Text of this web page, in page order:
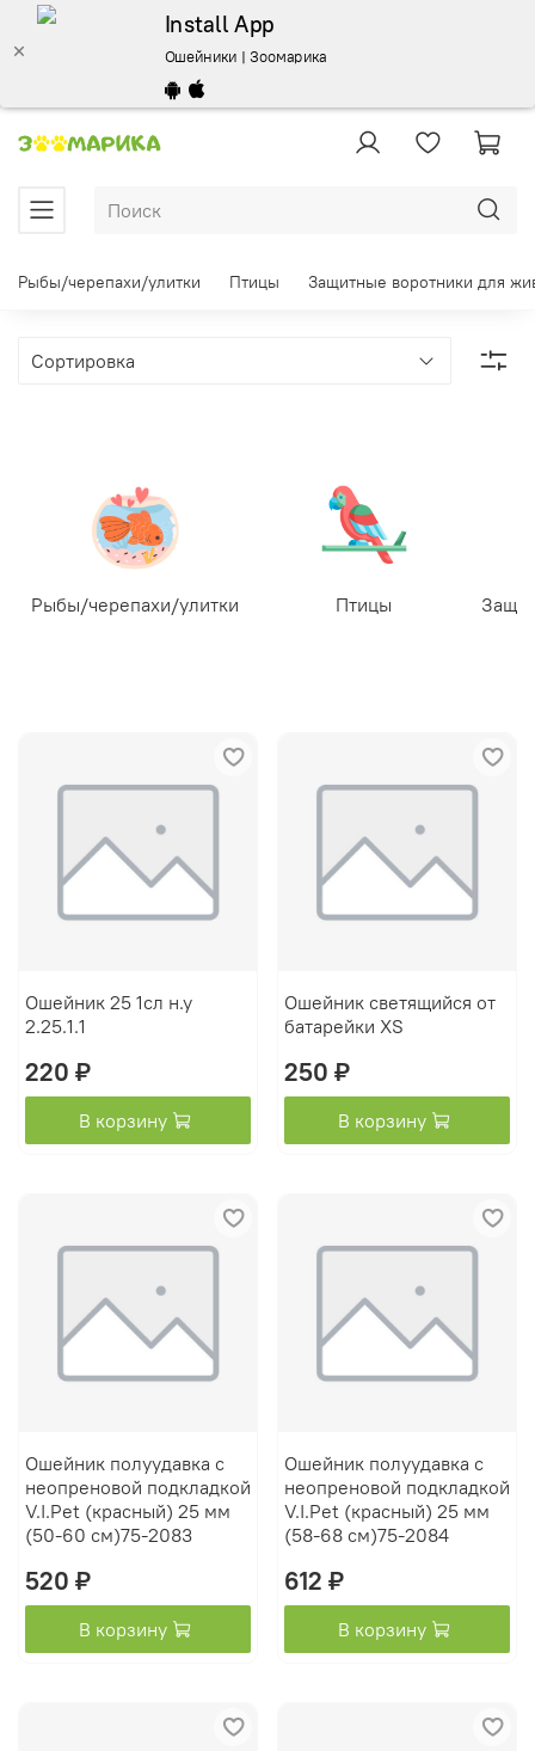
Install App
Ошейники | Зоомарика
Рыбы/черепахи/улитки Птицы Защитные воротники для
Рыбы/черепахи/улитки Птицы
Ошейник 25 1сл н.у
2.25.1.1
220 ₽
В корзину
Ошейник светящийся от
батарейки XS
250 ₽
В корзину
Ошейник полуудавка с
неопреновой подкладкой
V.I.Pet (красный) 25 мм
(50-60 см)75-2083
520 ₽
В корзину
Ошейник полуудавка с
неопреновой подкладкой
V.I.Pet (красный) 25 мм
(58-68 см)75-2084
612 ₽
В корзину